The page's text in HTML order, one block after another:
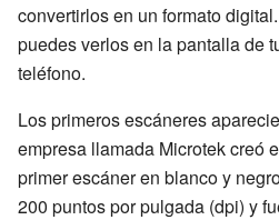
convertirlos en un formato
puedes verlos en la pantalla de
teléfono.
Los primeros escáneres
empresa llamada Microtek creó
primer escáner en blanco y
200 puntos por pulgada (dpi) y